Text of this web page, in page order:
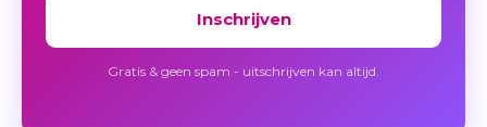
Inschrijven
Gratis & geen spam - uitschrijven kan altijd.